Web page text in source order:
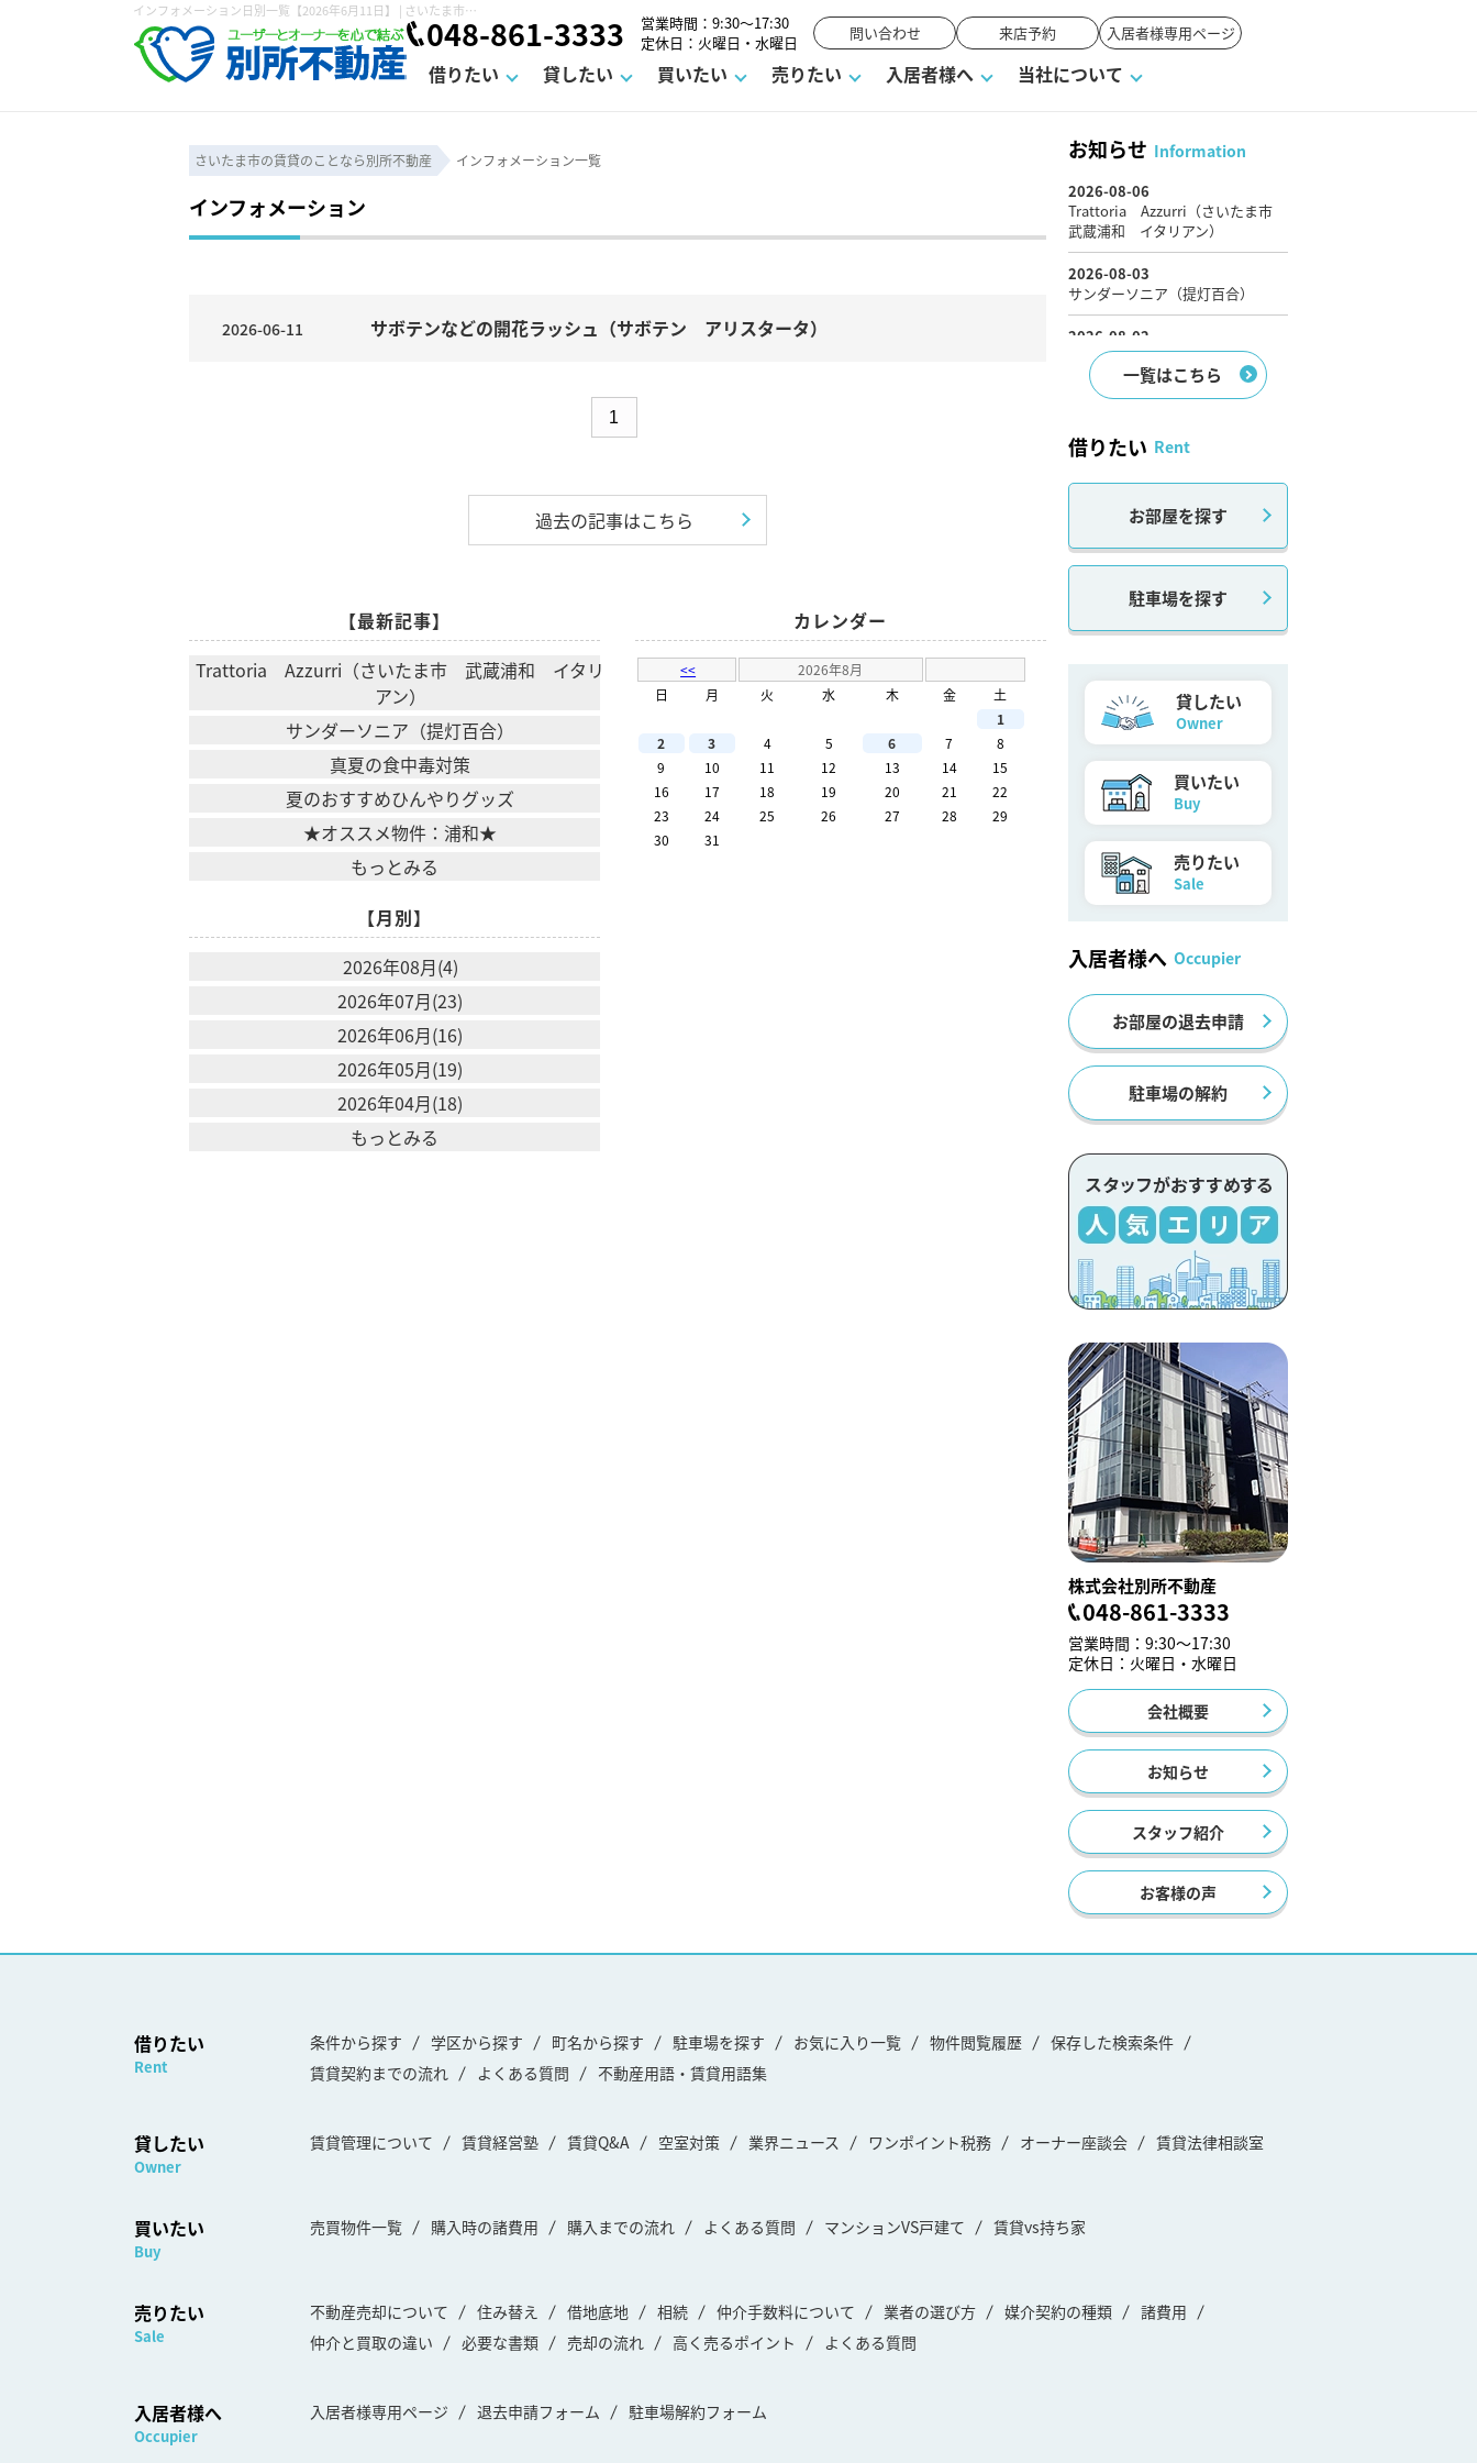
インフォメーション日別一覧【2026年6月11日】 | さいたま市の賃貸は株式会社 別所不動産にお任せ下さい！
048-861-3333
営業時間：9:30～17:30
定休日：火曜日・水曜日
問い合わせ 来店予約 入居者様専用ページ
借りたい
条件から探す 学区から探す 物件閲覧履歴
貸したい
賃貸管理について ワンポイント税務 オーナー座談会
買いたい
売買物件一覧 購入時の諸費用 賃貸vs持ち家
売りたい
不動産売却について 業者の選び方 媒介契約の種類
よくある質問
入居者様へ
入居者様専用ページ
当社について
会社概要 スタッフ紹介 来店予約
さいたま市の賃貸のことなら別所不動産 インフォメーション一覧
インフォメーション
2026-06-11 サボテンなどの開花ラッシュ（サボテン アリスタータ）
1
過去の記事はこちら
【最新記事】
Trattoria Azzurri（さいたま市 武蔵浦和 イタリ
アン）
サンダーソニア（提灯百合）
真夏の食中毒対策
夏のおすすめひんやりグッズ
★オススメ物件：浦和★
もっとみる
カレンダー
<<
2026年8月
日
月 火 水 木 金
土
1
2
3 4 5 6 7
8
9
10 11 12 13 14
15
16
17 18 19 20 21
22
23
24 25 26 27 28
29
30
31
【月別】
2026年08月(4)
2026年07月(23)
2026年06月(16)
2026年05月(19)
2026年04月(18)
もっとみる
お知らせ Information
一覧はこちら
借りたい Rent
お部屋を探す
駐車場を探す
貸したい
Owner
買いたい
Buy
売りたい
Sale
入居者様へ Occupier
お部屋の退去申請
駐車場の解約
株式会社別所不動産
048-861-3333
営業時間：9:30～17:30
定休日：火曜日・水曜日
会社概要
お知らせ
スタッフ紹介
お客様の声
借りたい
Rent
条件から探す 学区から探す 町名から探す 駐車場を探す お気に入り一覧 物件閲覧履歴
保存した検索条件
賃貸契約までの流れ
よくある質問 不動産用語・賃貸用語集
貸したい
Owner
賃貸管理について 賃貸経営塾 賃貸Q&A 空室対策 業界ニュース ワンポイント税務 オーナー座談会 賃貸法律相談室
買いたい
Buy
売買物件一覧 購入時の諸費用 購入までの流れ よくある質問 マンションVS戸建て 賃貸vs持ち家
売りたい
Sale
不動産売却について 住み替え 借地底地 相続 仲介手数料について 業者の選び方 媒介契約の種類
諸費用
仲介と買取の違い
必要な書類 売却の流れ 高く売るポイント よくある質問
入居者様へ
Occupier
入居者様専用ページ 退去申請フォーム 駐車場解約フォーム